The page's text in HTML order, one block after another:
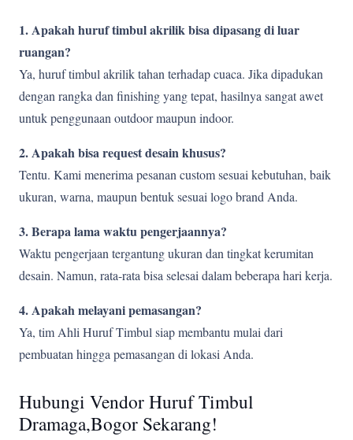
1. Apakah huruf timbul akrilik bisa dipasang di luar
ruangan?
Ya, huruf timbul akrilik tahan terhadap cuaca. Jika dipadukan
dengan rangka dan finishing yang tepat, hasilnya sangat awet
untuk penggunaan outdoor maupun indoor.
2. Apakah bisa request desain khusus?
Tentu. Kami menerima pesanan custom sesuai kebutuhan, baik
ukuran, warna, maupun bentuk sesuai logo brand Anda.
3. Berapa lama waktu pengerjaannya?
Waktu pengerjaan tergantung ukuran dan tingkat kerumitan
desain. Namun, rata-rata bisa selesai dalam beberapa hari kerja.
4. Apakah melayani pemasangan?
Ya, tim Ahli Huruf Timbul siap membantu mulai dari
pembuatan hingga pemasangan di lokasi Anda.
Hubungi Vendor Huruf Timbul
Dramaga,Bogor Sekarang!